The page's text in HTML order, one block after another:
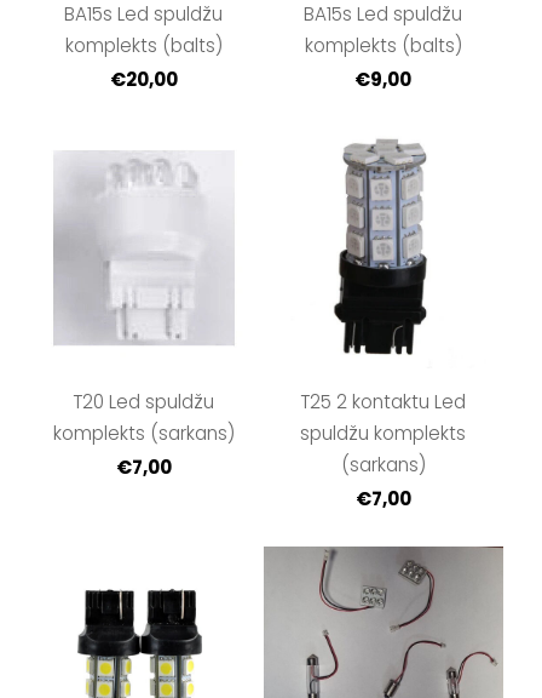
BA15s Led spuldžu
komplekts (balts)
€20,00
BA15s Led spuldžu
komplekts (balts)
€9,00
T20 Led spuldžu
komplekts (sarkans)
€7,00
T25 2 kontaktu Led
spuldžu komplekts
(sarkans)
€7,00